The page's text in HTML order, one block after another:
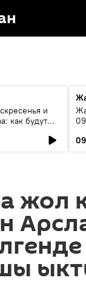
и
как будут
жол